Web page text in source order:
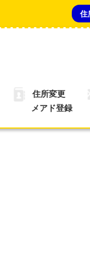
住
住所変更
メアド登録